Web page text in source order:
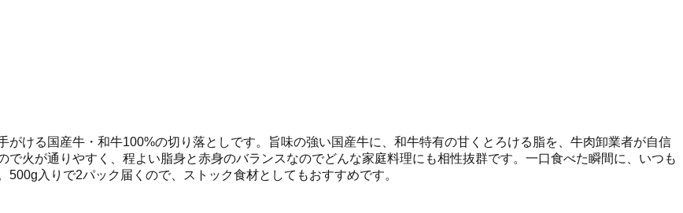
ける国産牛・和牛100%の切り落としです。旨味の強い国産牛に、和牛特有の甘くとろける脂を、牛肉卸業者が自信
火が通りやすく、程よい脂身と赤身のバランスなのでどんな家庭料理にも相性抜群です。一口食べた瞬間に、いつも
入りで2パック届くので、ストック食材としてもおすすめです。